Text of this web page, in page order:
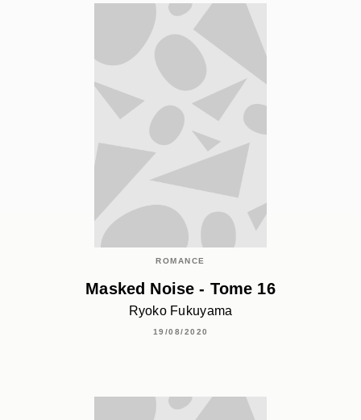
ROMANCE
Masked Noise - Tome 16
Ryoko Fukuyama
19/08/2020